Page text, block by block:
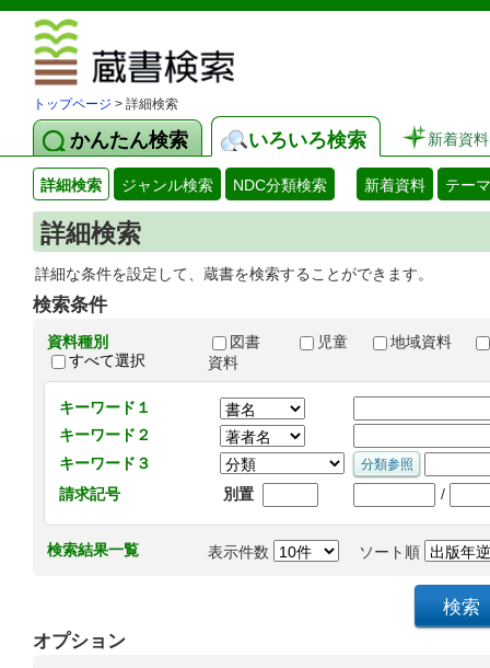
トップページ > 詳細検索
かんたん検索 いろいろ検索 新着資料
詳細検索 ジャンル検索 NDC分類検索 新着資料 テー
詳細検索
詳細な条件を設定して、蔵書を検索することができます。
検索条件
資料種別
すべて選択
図書 児童
地域資料
資料
キーワード１
キーワード２
キーワード３
請求記号
別置 /
検索結果一覧 表示件数 ソート順
オプション